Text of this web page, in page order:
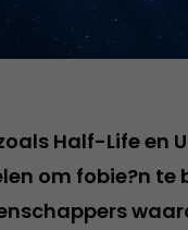
Half-Life en
om fobie?n te